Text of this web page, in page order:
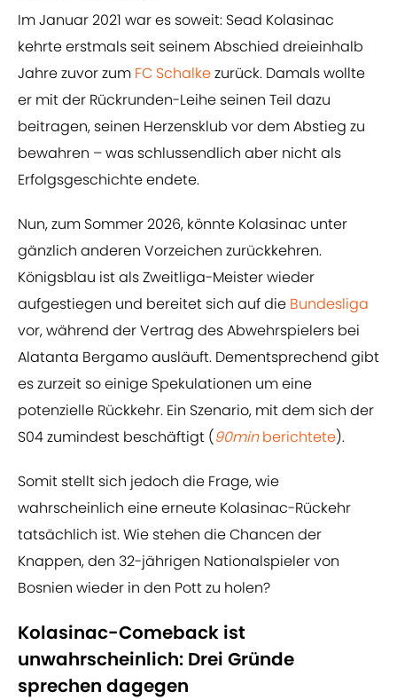
Im Januar 2021 war es soweit: Sead Kolasinac
kehrte erstmals seit seinem Abschied dreieinhalb
Jahre zuvor zum FC Schalkezurück. Damals wollte
er mit der Rückrunden-Leihe seinen Teil dazu
beitragen, seinen Herzensklub vor dem Abstieg zu
bewahren – was schlussendlich aber nicht als
Erfolgsgeschichte endete.
Nun, zum Sommer 2026, könnte Kolasinac unter
gänzlich anderen Vorzeichen zurückkehren.
Königsblau ist als Zweitliga-Meister wieder
aufgestiegen und bereitet sich auf die Bundesliga
vor, während der Vertrag des Abwehrspielers bei
Alatanta Bergamo ausläuft. Dementsprechend gibt
es zurzeit so einige Spekulationen um eine
potenzielle Rückkehr. Ein Szenario, mit dem sich der
S04 zumindest beschäftigt (90minberichtete).
Somit stellt sich jedoch die Frage, wie
wahrscheinlich eine erneute Kolasinac-Rückehr
tatsächlich ist. Wie stehen die Chancen der
Knappen, den 32-jährigen Nationalspieler von
Bosnien wieder in den Pott zu holen?
Kolasinac-Comeback ist
unwahrscheinlich: Drei Gründe
sprechen dagegen